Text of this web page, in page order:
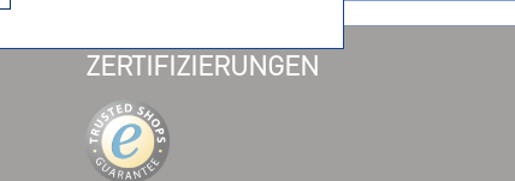
ZERTIFIZIERUNGEN